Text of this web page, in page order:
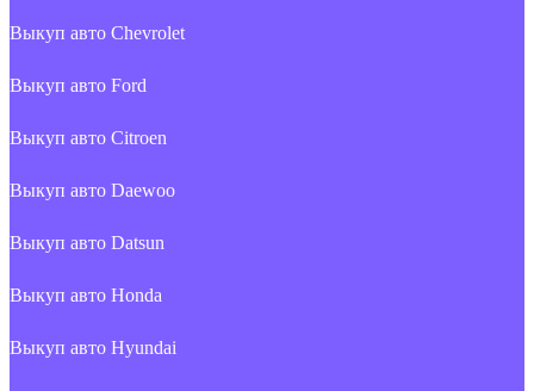
Выкуп авто Chevrolet
Выкуп авто Ford
Выкуп авто Citroen
Выкуп авто Daewoo
Выкуп авто Datsun
Выкуп авто Honda
Выкуп авто Hyundai